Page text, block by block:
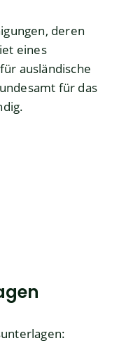
deren
eines
ausländische
für das